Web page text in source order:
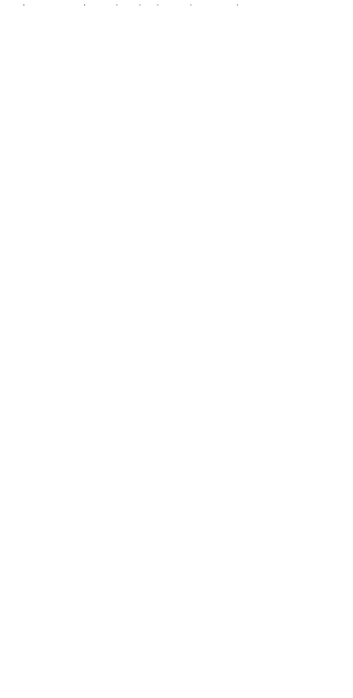
la squadra vincitrice riceverà un